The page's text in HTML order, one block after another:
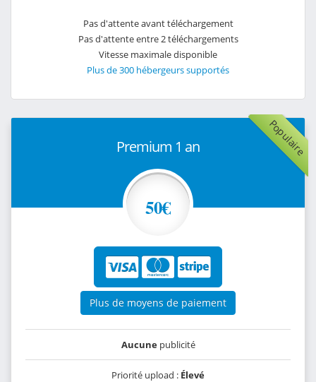
Pas d'attente avant téléchargement
Pas d'attente entre 2 téléchargements
Vitesse maximale disponible
Plus de 300 hébergeurs supportés
Populaire
Premium 1 an
50€
Plus de moyens de paiement
Aucunepublicité
Priorité upload : Élevé